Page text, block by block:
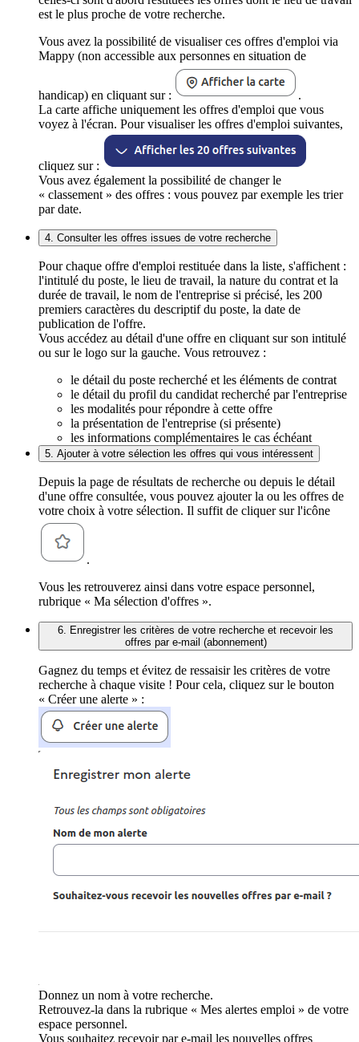
est le plus proche de votre recherche.
Vous avez la possibilité de visualiser ces offres d'emploi via
Mappy (non accessible aux personnes en situation de
handicap) en cliquant sur :
.
La carte affiche uniquement les offres d'emploi que vous
voyez à l'écran. Pour visualiser les offres d'emploi suivantes,
cliquez sur :
Vous avez également la possibilité de changer le
« classement » des offres : vous pouvez par exemple les trier
par date.
4. Consulter les offres issues de votre recherche
Pour chaque offre d'emploi restituée dans la liste, s'affichent :
l'intitulé du poste, le lieu de travail, la nature du contrat et la
durée de travail, le nom de l'entreprise si précisé, les 200
premiers caractères du descriptif du poste, la date de
publication de l'offre.
Vous accédez au détail d'une offre en cliquant sur son intitulé
ou sur le logo sur la gauche. Vous retrouvez :
le détail du poste recherché et les éléments de contrat
le détail du profil du candidat recherché par l'entreprise
les modalités pour répondre à cette offre
la présentation de l'entreprise (si présente)
les informations complémentaires le cas échéant
5. Ajouter à votre sélection les offres qui vous intéressent
Depuis la page de résultats de recherche ou depuis le détail
d'une offre consultée, vous pouvez ajouter la ou les offres de
votre choix à votre sélection. Il suffit de cliquer sur l'icône
.
Vous les retrouverez ainsi dans votre espace personnel,
rubrique « Ma sélection d'offres ».
6. Enregistrer les critères de votre recherche et recevoir les
offres par e-mail (abonnement)
Gagnez du temps et évitez de ressaisir les critères de votre
recherche à chaque visite ! Pour cela, cliquez sur le bouton
« Créer une alerte » :
Donnez un nom à votre recherche.
Retrouvez-la dans la rubrique « Mes alertes emploi » de votre
espace personnel.
Vous souhaitez recevoir par e-mail les nouvelles offres